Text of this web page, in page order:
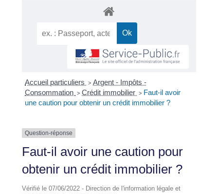
Accueil particuliers > Argent - Impôts -
Consommation > Crédit immobilier > Faut-il avoir
une caution pour obtenir un crédit immobilier ?
Question-réponse
Faut-il avoir une caution pour
obtenir un crédit immobilier ?
Vérifié le 07/06/2022 - Direction de l'information légale et